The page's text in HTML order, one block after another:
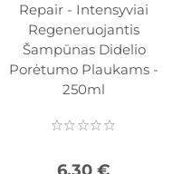
Repair - Intensyviai
Regeneruojantis
Šampūnas Didelio
Porėtumo Plaukams -
250ml